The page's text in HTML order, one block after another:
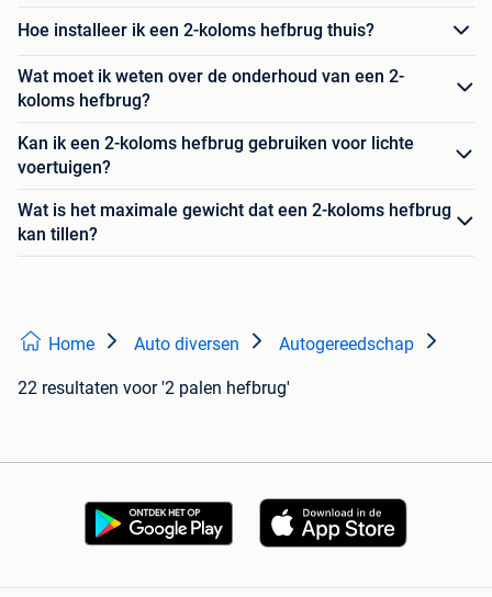
Hoe installeer ik een 2-koloms hefbrug thuis?
Wat moet ik weten over de onderhoud van een 2-
koloms hefbrug?
Kan ik een 2-koloms hefbrug gebruiken voor lichte
voertuigen?
Wat is het maximale gewicht dat een 2-koloms hefbrug
kan tillen?
Home Auto diversen Autogereedschap
22 resultaten voor '2 palen hefbrug'